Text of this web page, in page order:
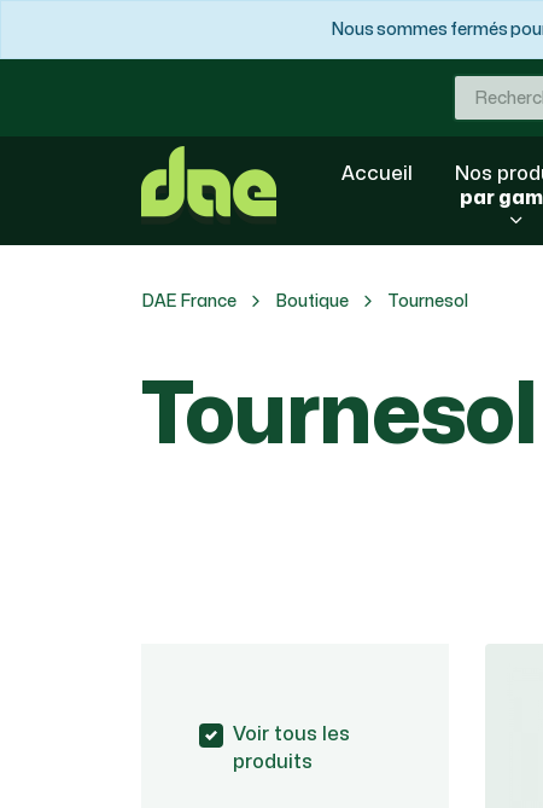
Nous sommes fermés
Accueil
Nos
par
DAE France Boutique Tournesol
Tournesol
Voir tous les
produits